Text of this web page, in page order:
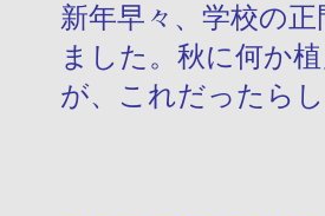
新年早々、学校の
ました。秋に何か
が、これだったら